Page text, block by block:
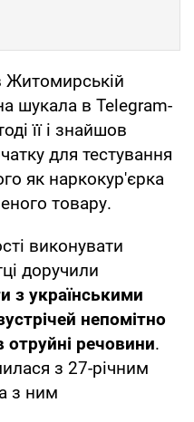
Житомирській
шукала в Telegram-
її і знайшов
для тестування
як наркокур'єрка
товару.
виконувати
доручили
з українськими
непомітно
отруйні речовини.
з 27-річним
з ним